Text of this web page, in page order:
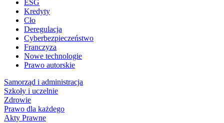
ESG
Kredyty
Cło
Deregulacja
Cyberbezpieczeństwo
Franczyza
Nowe technologie
Prawo autorskie
Samorząd i administracja
Szkoły i uczelnie
Zdrowie
Prawo dla każdego
Akty Prawne